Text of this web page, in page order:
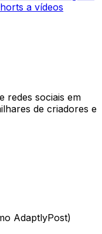
a vídeos
redes sociais em
de criadores e
AdaptlyPost)